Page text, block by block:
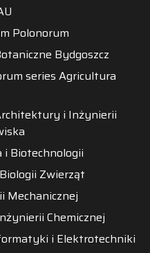
Polonorum
Bydgoszcz
series Agricultura
i Inżynierii
i Biotechnologii
Zwierząt
Mechanicznej
Chemicznej
i Elektrotechniki